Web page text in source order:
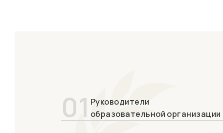
01 Руководители
образовательной организации